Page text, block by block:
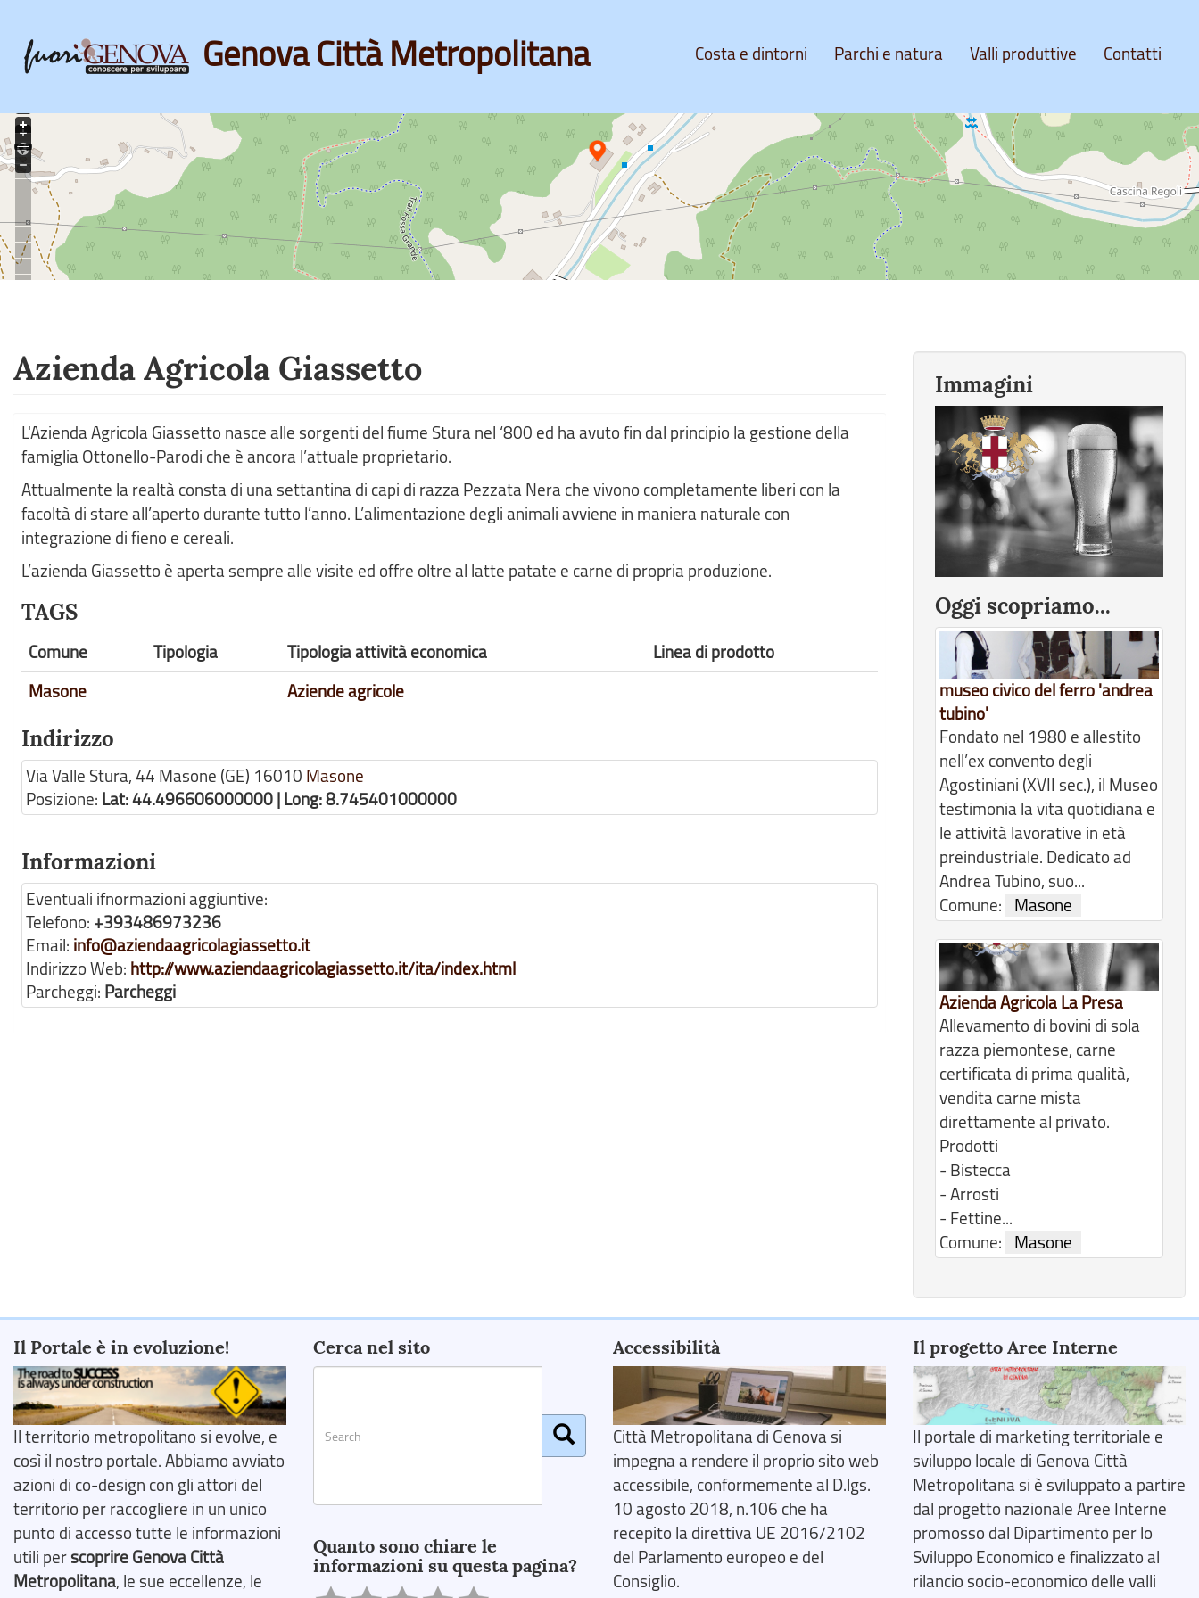
Skip
main
content
Genova Città Metropolitana Costa e dintorni Parchi e natura Valli produttive Contatti
Azienda Agricola Giassetto
L'Azienda Agricola Giassetto nasce alle sorgenti del fiume Stura nel ‘800 ed ha avuto fin dal principio la gestione della
famiglia Ottonello-Parodi che è ancora l’attuale proprietario.
Attualmente la realtà consta di una settantina di capi di razza Pezzata Nera che vivono completamente liberi con la
facoltà di stare all’aperto durante tutto l’anno. L’alimentazione degli animali avviene in maniera naturale con
integrazione di fieno e cereali.
L’azienda Giassetto è aperta sempre alle visite ed offre oltre al latte patate e carne di propria produzione.
TAGS
Comune Tipologia Tipologia attività economica
Linea di prodotto
Masone
Aziende agricole
Indirizzo
Via Valle Stura, 44 Masone (GE) 16010 Masone
Posizione: Lat: 44.496606000000 | Long: 8.745401000000
Informazioni
Eventuali ifnormazioni aggiuntive:
Telefono: +393486973236
Email: info@aziendaagricolagiassetto.it
Indirizzo Web: http://www.aziendaagricolagiassetto.it/ita/index.html
Parcheggi: Parcheggi
Immagini
Oggi scopriamo...
museo civico del ferro 'andrea
tubino'
Fondato nel 1980 e allestito
nell’ex convento degli
Agostiniani (XVII sec.), il Museo
testimonia la vita quotidiana e
le attività lavorative in età
preindustriale. Dedicato ad
Andrea Tubino, suo...
Comune:
Masone
Azienda Agricola La Presa
Allevamento di bovini di sola
razza piemontese, carne
certificata di prima qualità,
vendita carne mista
direttamente al privato.
Prodotti
- Bistecca
- Arrosti
- Fettine...
Comune:
Masone
Il Portale è in evoluzione!
Il territorio metropolitano si evolve, e
così il nostro portale. Abbiamo avviato
azioni di co-design con gli attori del
territorio per raccogliere in un unico
punto di accesso tutte le informazioni
utili perscoprire Genova Città
Metropolitana, le sue eccellenze, le
Cerca nel sito
Quanto sono chiare le
informazioni su questa pagina?
Accessibilità
Città Metropolitana di Genova si
impegna a rendere il proprio sito web
accessibile, conformemente al D.lgs.
10 agosto 2018, n.106 che ha
recepito la direttiva UE 2016/2102
del Parlamento europeo e del
Consiglio.
Il progetto Aree Interne
Il portale di marketing territoriale e
sviluppo locale di Genova Città
Metropolitana si è sviluppato a partire
dal progetto nazionale Aree Interne
promosso dal Dipartimento per lo
Sviluppo Economico e finalizzato al
rilancio socio-economico delle valli